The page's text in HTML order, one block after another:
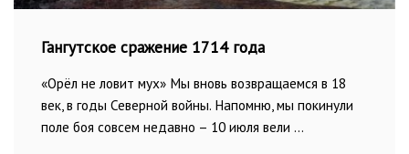
Гангутское сражение 1714 года
«Орёл не ловит мух» Мы вновь возвращаемся в 18
век, в годы Северной войны. Напомню, мы покинули
поле боя совсем недавно – 10 июля вели …